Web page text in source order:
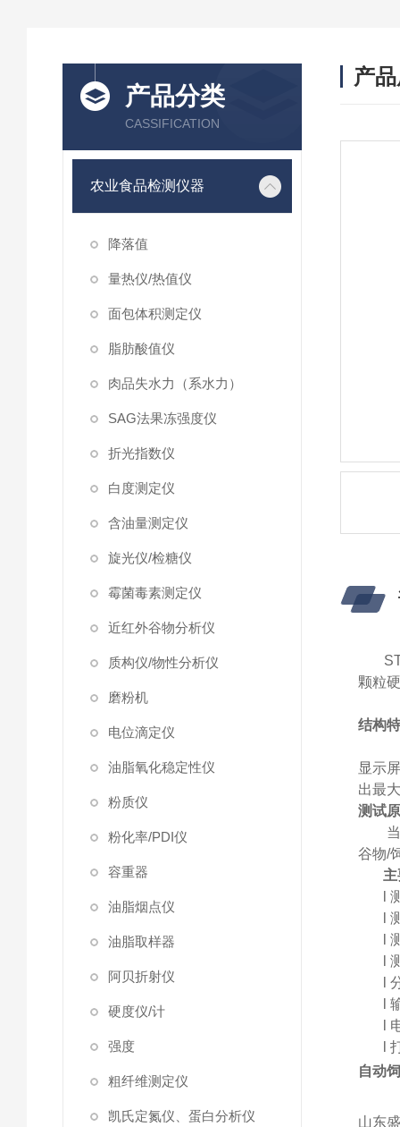
产品分类
CASSIFICATION
农业食品检测仪器
降落值
量热仪/热值仪
面包体积测定仪
脂肪酸值仪
肉品失水力（系水力）
SAG法果冻强度仪
折光指数仪
白度测定仪
含油量测定仪
旋光仪/检糖仪
霉菌毒素测定仪
近红外谷物分析仪
质构仪/物性分析仪
磨粉机
电位滴定仪
油脂氧化稳定性仪
粉质仪
粉化率/PDI仪
容重器
油脂烟点仪
油脂取样器
阿贝折射仪
硬度仪/计
强度
粗纤维测定仪
凯氏定氮仪、蛋白分析仪
产
颗粒
结构
显示
出最
测试
谷物/
l
l
l
l
l
l
l
自动
山东